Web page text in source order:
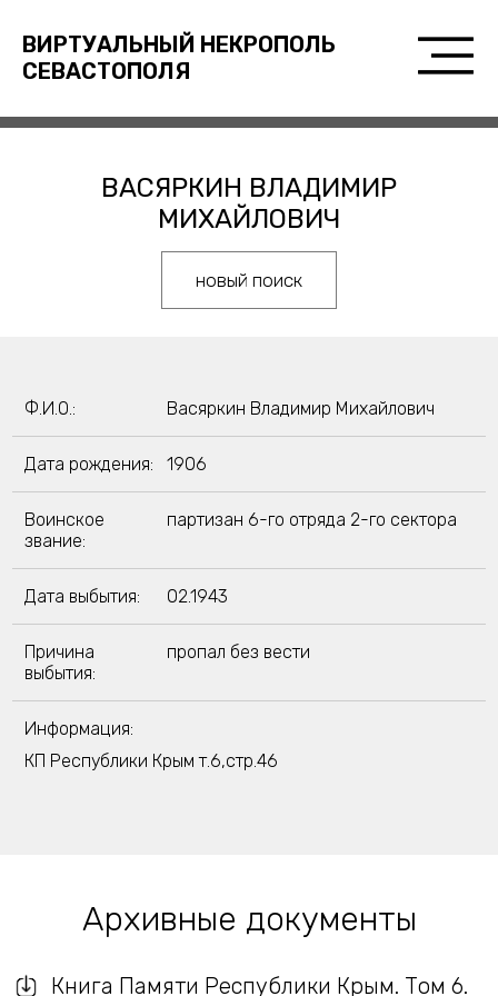
ВИРТУАЛЬНЫЙ НЕКРОПОЛЬ
СЕВАСТОПОЛЯ
ВАСЯРКИН ВЛАДИМИР
МИХАЙЛОВИЧ
новый поиск
Ф.И.О.: Васяркин Владимир Михайлович
Дата рождения: 1906
Воинское
звание:
партизан 6-го отряда 2-го сектора
Дата выбытия: 02.1943
Причина
выбытия:
пропал без вести
Информация:
КП Республики Крым т.6,стр.46
Архивные документы
Книга Памяти Республики Крым. Том 6.